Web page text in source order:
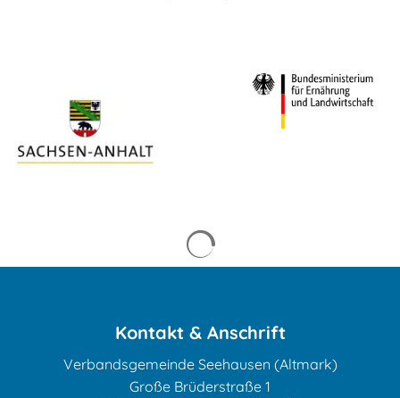
Kontakt & Anschrift
Verbandsgemeinde Seehausen (Altmark)
Große Brüderstraße 1